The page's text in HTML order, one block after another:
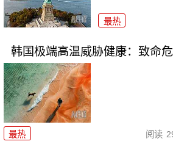
最热
韩国极端高温威胁健康：致命
最热 阅读